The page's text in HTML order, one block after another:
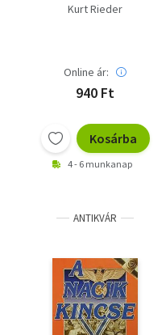
Kurt Rieder
Online ár:
940 Ft
Kosárba
4 - 6 munkanap
ANTIKVÁR